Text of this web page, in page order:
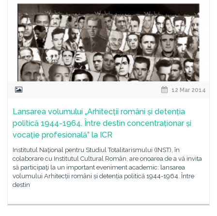
12 Mar 2014
Lansarea volumului „Arhitecții români și detenția
politică 1944-1964. Între destin concentraționar și
vocație profesională” la ICR
Institutul Naţional pentru Studiul Totalitarismului (INST), în
colaborare cu Institutul Cultural Român, are onoarea de a vă invita
să participaţi la un important eveniment academic: lansarea
volumului Arhitecții români și detenția politică 1944-1964. Între
destin